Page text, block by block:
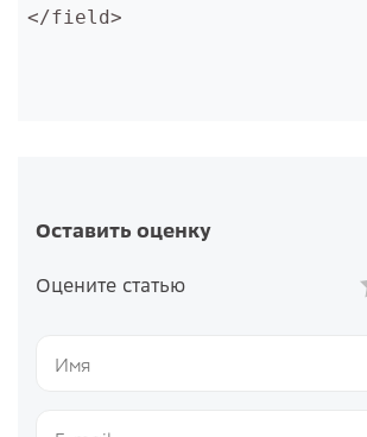
</field>
Оставить оценку
Оцените статью